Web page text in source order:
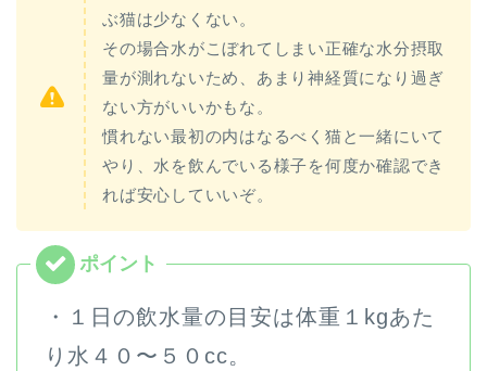
ぶ猫は少なくない。
その場合水がこぼれてしまい正確な水分摂取
量が測れないため、あまり神経質になり過ぎ
ない方がいいかもな。
慣れない最初の内はなるべく猫と一緒にいて
やり、水を飲んでいる様子を何度か確認でき
れば安心していいぞ。
・１日の飲水量の目安は体重１kgあた
り水４０〜５０cc。